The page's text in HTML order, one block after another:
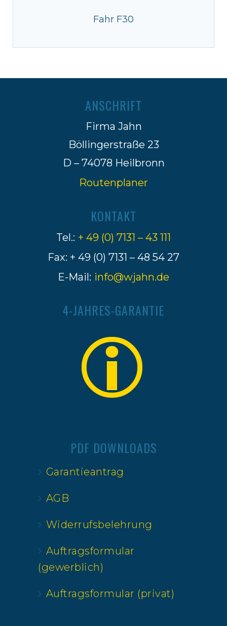
Fahr F30
ANSCHRIFT
Firma Jahn
Böllingerstraße 23
D – 74078 Heilbronn
Routenplaner
KONTAKT
Tel.: + 49 (0) 7131 – 43 111
Fax: + 49 (0) 7131 – 48 54 27
E-Mail: info@wjahn.de
4-JAHRES-GARANTIE
PDF DOWNLOADS
Garantieantrag
AGB
Widerrufsbelehrung
Auftragsformular
(gewerblich)
Auftragsformular (privat)